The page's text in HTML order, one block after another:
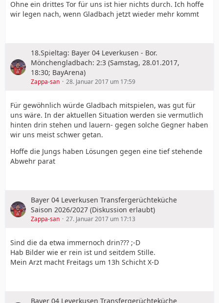
Ohne ein drittes Tor für uns ist hier nichts durch. Ich hoffe
wir legen nach, wenn Gladbach jetzt wieder mehr kommt
18.Spieltag: Bayer 04 Leverkusen - Bor.
Mönchengladbach: 2:3 (Samstag, 28.01.2017,
18:30; BayArena)
Zappa-san 28. Januar 2017 um 17:59
Für gewöhnlich würde Gladbach mitspielen, was gut für
uns wäre. In der aktuellen Situation werden sie vermutlich
hinten drin stehen und lauern- gegen solche Gegner haben
wir uns meist schwer getan.
Hoffe die Jungs haben Lösungen gegen eine tief stehende
Abwehr parat
Bayer 04 Leverkusen Transfergerüchteküche
Saison 2026/2027 (Diskussion erlaubt)
Zappa-san 27. Januar 2017 um 17:13
Sind die da etwa immernoch drin??? ;-D
Hab Bilder wie er rein ist und seitdem Stille.
Mein Arzt macht Freitags um 13h Schicht X-D
Bayer 04 Leverkusen Transfergerüchteküche